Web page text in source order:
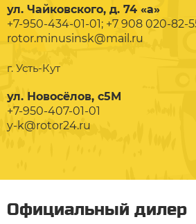
ул. Чайковского, д. 74 «а»
+7-950-434-01-01; +7 908 020-82-
rotor.minusinsk@mail.ru
г. Усть-Кут
ул. Новосёлов, с5М
+7-950-407-01-01
y-k@rotor24.ru
Официальный дилер